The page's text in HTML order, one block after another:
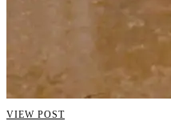
VIEW POST